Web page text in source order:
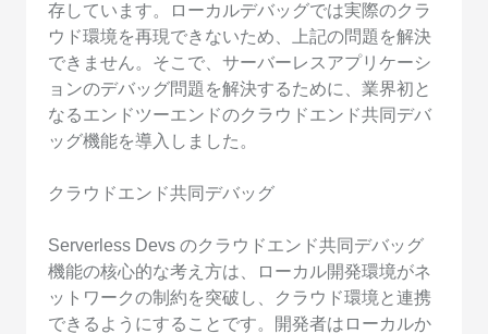
存しています。ローカルデバッグでは実際のクラ
ウド環境を再現できないため、上記の問題を解決
できません。そこで、サーバーレスアプリケーシ
ョンのデバッグ問題を解決するために、業界初と
なるエンドツーエンドのクラウドエンド共同デバ
ッグ機能を導入しました。
クラウドエンド共同デバッグ
Serverless Devs のクラウドエンド共同デバッグ
機能の核心的な考え方は、ローカル開発環境がネ
ットワークの制約を突破し、クラウド環境と連携
できるようにすることです。開発者はローカルか